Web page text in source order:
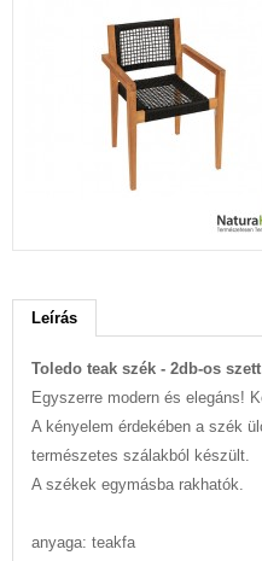
Leírás
Toledo teak szék - 2db-os szett
Egyszerre modern és elegáns!
A kényelem érdekében a szék
természetes szálakból készült.
A székek egymásba rakhatók.
anyaga: teakfa